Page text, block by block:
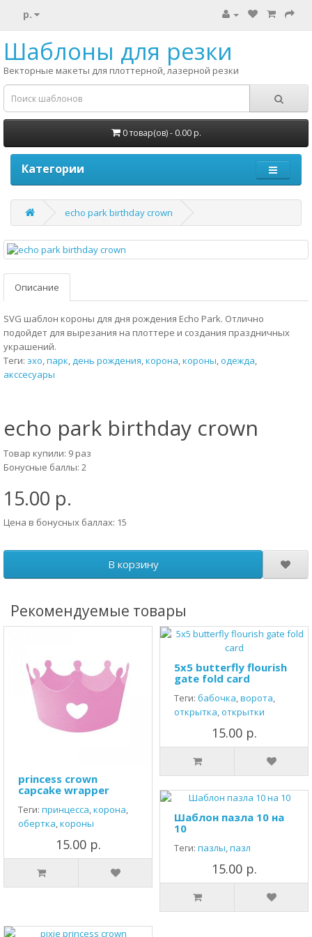
р.
Шаблоны для резки
Векторные макеты для плоттерной, лазерной резки
0 товар(ов) - 0.00 р.
Категории
echo park birthday crown
Описание
SVG шаблон короны для дня рождения Echo Park. Отлично
подойдет для вырезания на плоттере и создания праздничных
украшений.
Теги: эхо,парк,день рождения,корона,короны,одежда,
акссесуары
echo park birthday crown
Товар купили: 9 раз
Бонусные баллы: 2
15.00 р.
Цена в бонусных баллах: 15
В корзину
Рекомендуемые товары
princess crown
capcake wrapper
Теги: принцесса,корона,
обертка,короны
15.00 р.
5x5 butterfly flourish
gate fold card
Теги: бабочка,ворота,
открытка,открытки
15.00 р.
Шаблон пазла 10 на
10
Теги: пазлы,пазл
15.00 р.